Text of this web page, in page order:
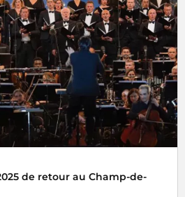
vous donne rendez-vous à la
la Musique les 23, 24 et 25 janvier
de retour au Champ-de-